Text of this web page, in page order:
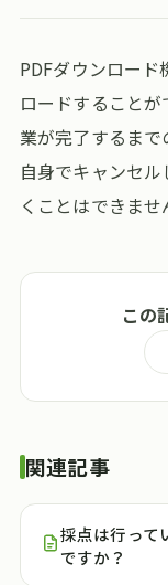
PDFダウンロー
ロードすること
業が完了するま
自身でキャンセ
くことはできませ
この
関連記事
採点は行って
ですか？